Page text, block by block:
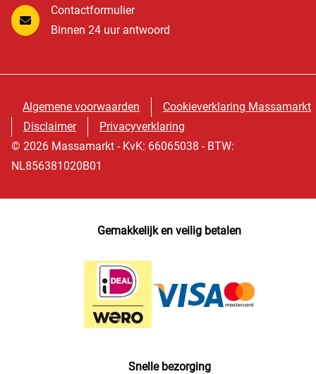
Contactformulier
Binnen 24 uur antwoord
Algemene voorwaarden
Cookieverklaring Massamarkt
Disclaimer
Privacyverklaring
© 2026 Massamarkt - KvK: 66065038 - BTW:
NL856381020B01
Gemakkelijk en veilig betalen
Snelle bezorging